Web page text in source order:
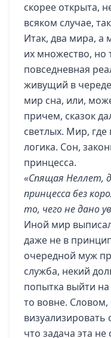
скорее открыта,
всяком случае,
Итак, два мира, а
их множество, но
повседневная
живущий в
мир сна, или,
причем, сказок
светлых. Мир, где
логика. Сон,
принцесса.
«Спящая Неллет,
принцесса без
то, чего не дано
Иной мир
даже не в
очередной муж
служба, некий
попытка выйти
то вовне. Словом,
что задача эта